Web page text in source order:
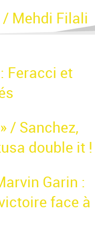
/ Mehdi Filali
Feracci et
/ Sanchez,
double it !
Garin :
face à